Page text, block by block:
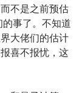
不是之前预估
事了。不知道
大佬们的估计
喜不报忧，这